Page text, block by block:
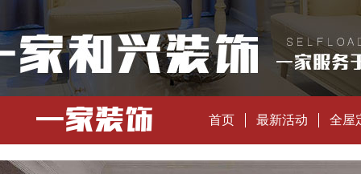
首页 最新活动 全屋